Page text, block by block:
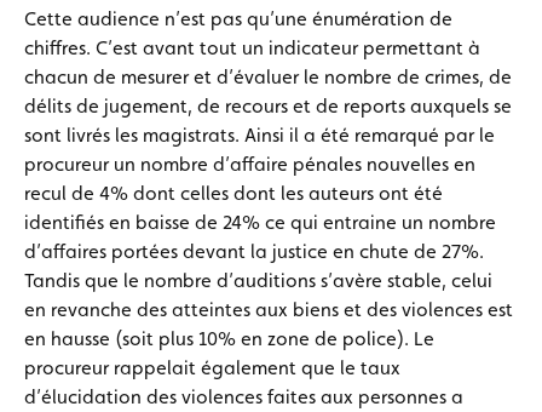
Cette audience n’est pas qu’une énumération de
chiffres. C’est avant tout un indicateur permettant à
chacun de mesurer et d’évaluer le nombre de crimes, de
délits de jugement, de recours et de reports auxquels se
sont livrés les magistrats. Ainsi il a été remarqué par le
procureur un nombre d’affaire pénales nouvelles en
recul de 4% dont celles dont les auteurs ont été
identifiés en baisse de 24% ce qui entraine un nombre
d’affaires portées devant la justice en chute de 27%.
Tandis que le nombre d’auditions s’avère stable, celui
en revanche des atteintes aux biens et des violences est
en hausse (soit plus 10% en zone de police). Le
procureur rappelait également que le taux
d’élucidation des violences faites aux personnes a